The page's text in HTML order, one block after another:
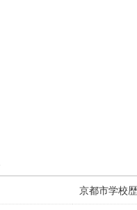
京都市学校